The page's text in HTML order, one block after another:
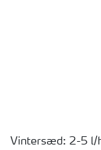
Vintersæd: 2-5 l/